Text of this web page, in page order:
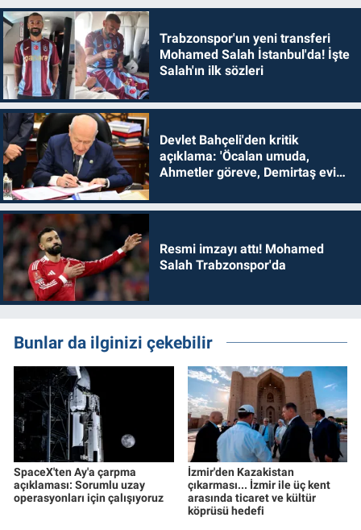
Trabzonspor'un yeni transferi
Mohamed Salah İstanbul'da! İşte
Salah'ın ilk sözleri
Devlet Bahçeli'den kritik
açıklama: 'Öcalan umuda,
Ahmetler göreve, Demirtaş evine
Resmi imzayı attı! Mohamed
Salah Trabzonspor'da
Bunlar da ilginizi çekebilir
SpaceX'ten Ay'a çarpma
açıklaması: Sorumlu uzay
operasyonları için çalışıyoruz
İzmir'den Kazakistan
çıkarması... İzmir ile üç kent
arasında ticaret ve kültür
köprüsü hedefi